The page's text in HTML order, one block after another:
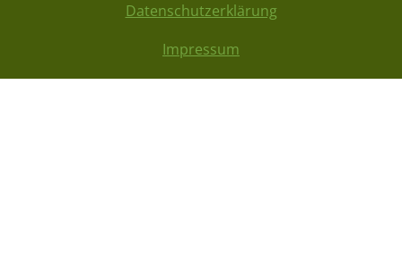
Datenschutzerklärung
Impressum